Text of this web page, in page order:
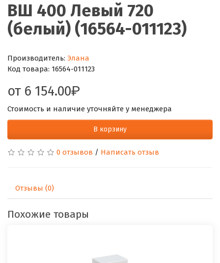
ВШ 400 Левый 720
(белый) (16564-011123)
Производитель: Элана
Код товара: 16564-011123
от 6 154.00
Стоимость и наличие уточняйте у менеджера
В корзину
0 отзывов / Написать отзыв
Отзывы (0)
Похожие товары